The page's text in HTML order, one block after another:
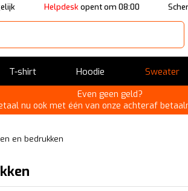
Helpdeskopent om 08:00
T-shirt Hoodie Sweater
Even geen geld?
nu ook met één van onze achteraf
en bedrukken